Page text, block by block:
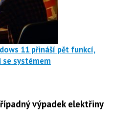
11 přináší pět funkcí,
se systémem
výpadek elektřiny